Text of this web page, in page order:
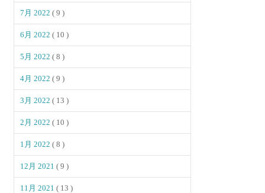
7月 2022( 9 )
6月 2022( 10 )
5月 2022( 8 )
4月 2022( 9 )
3月 2022( 13 )
2月 2022( 10 )
1月 2022( 8 )
12月 2021( 9 )
11月 2021( 13 )